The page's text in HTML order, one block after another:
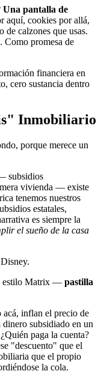
Una pantalla de
aquí, cookies por allá,
de calzones que usas.
Como promesa de
financiera en
cero sustancia dentro
Inmobiliario
porque merece un
subsidios
vivienda — existe
tenemos nuestros
estatales,
es siempre la
el sueño de la casa
estilo Matrix — pastilla
acá, inflan el precio de
subsidiado en un
paga la cuenta?
"descuento" que el
que el propio
la cola.